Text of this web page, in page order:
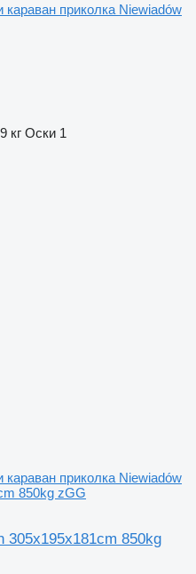
караван приколка Niewiadów
кг Оски 1
караван приколка Niewiadów
850kg zGG
305x195x181cm 850kg